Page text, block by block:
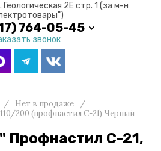
2Е стр. 1 (за м-н
764-05-45
звонок
/ Нет в продаже
/
200 (профнастил С-21) Черный
Профнастил С-21,